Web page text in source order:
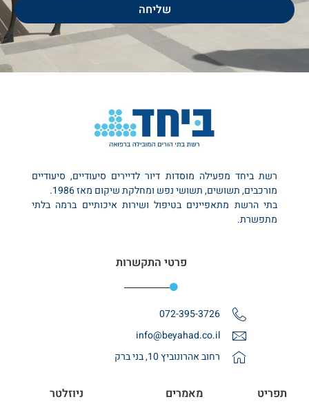
שליחה
רשת ביחד מפעילה מוסדות דיור לדיירים סיעודיים, סיעודיים
מורכבים, תשושים, תשושי נפש ומחלקת שיקום מאז 1986.
בתי הרשת מתאפיינים בטיפול ושירות איכותיים ברמה בלתי
מתפשרת.
פרטי התקשרות
072-395-3726
info@beyahad.co.il
רחוב אהרונוביץ 10, בני ברק
תפריט מאמרים ניוזלטר